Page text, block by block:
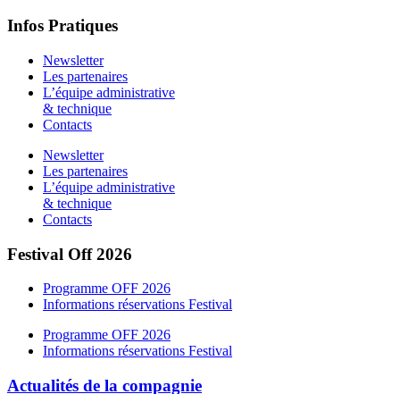
Infos Pratiques
Newsletter
Les partenaires
L’équipe administrative
& technique
Contacts
Newsletter
Les partenaires
L’équipe administrative
& technique
Contacts
Festival Off 2026
Programme OFF 2026
Informations réservations Festival
Programme OFF 2026
Informations réservations Festival
Actualités de la compagnie